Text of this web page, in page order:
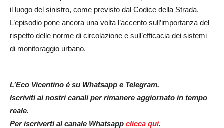
il luogo del sinistro, come previsto dal Codice della Strada.
L’episodio pone ancora una volta l’accento sull’importanza del
rispetto delle norme di circolazione e sull’efficacia dei sistemi
di monitoraggio urbano.
L’Eco Vicentino è su Whatsapp e Telegram.
Iscriviti ai nostri canali per rimanere aggiornato in tempo
reale.
Per iscriverti al canale Whatsapp clicca qui.